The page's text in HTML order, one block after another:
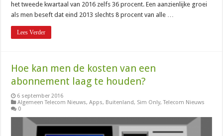
het tweede kwartaal van 2016 zelfs 36 procent. Een aanzienlijke groei
als men beseft dat eind 2013 slechts 8 procent van alle …
Lees Verder
Hoe kan men de kosten van een
abonnement laag te houden?
6 september 2016
Algemeen Telecom Nieuws,Apps, Buitenland, Sim Only,Telecom Nieuws
0